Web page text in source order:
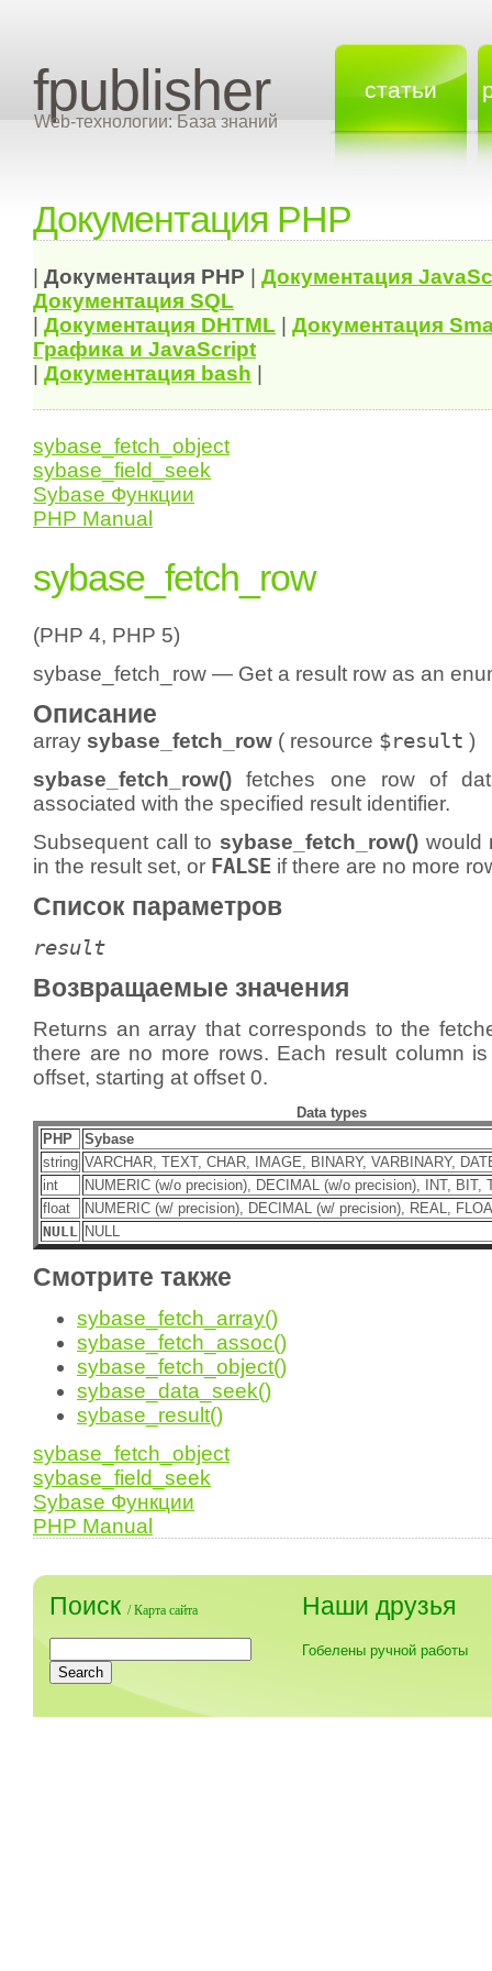
fpublisher
Web-технологии: База знаний
статьи
Документация PHP
Документация PHP Документация
Документация SQL
Документация DHTML
Документация
Графика и JavaScript
Документация bash
sybase_fetch_object
sybase_field_seek
Sybase Функции
PHP Manual
sybase_fetch_row
(PHP 4, PHP 5)
sybase_fetch_row — Get a result row as an
Описание
array sybase_fetch_row ( resource $result )
sybase_fetch_row() fetches one row of
associated with the specified result identifier.
Subsequent call to sybase_fetch_row()would
in the result set, or FALSE if there are no more
Список параметров
result
Возвращаемые значения
Returns an array that corresponds to the
there are no more rows. Each result column
offset, starting at offset 0.
Data types
PHP
Sybase
string VARCHAR, TEXT, CHAR, IMAGE, BINARY, VARBINARY,
int
NUMERIC (w/o precision), DECIMAL (w/o precision), INT, BIT,
float
NUMERIC (w/ precision), DECIMAL (w/ precision), REAL,
NULL NULL
Смотрите также
sybase_fetch_array()
sybase_fetch_assoc()
sybase_fetch_object()
sybase_data_seek()
sybase_result()
sybase_fetch_object
sybase_field_seek
Sybase Функции
PHP Manual
Поиск /Карта сайта Наши друзья
Гобелены ручной работы